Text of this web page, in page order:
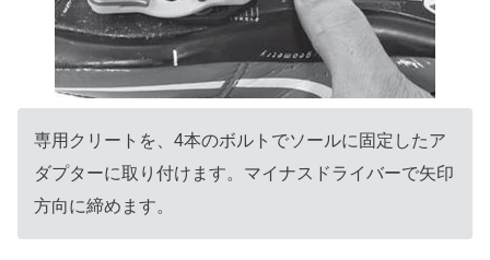
専用クリートを、4本のボルトでソールに固定したア
ダプターに取り付けます。マイナスドライバーで矢印
方向に締めます。